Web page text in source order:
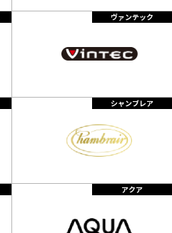
ヴァンテック
シャンブレア
アクア